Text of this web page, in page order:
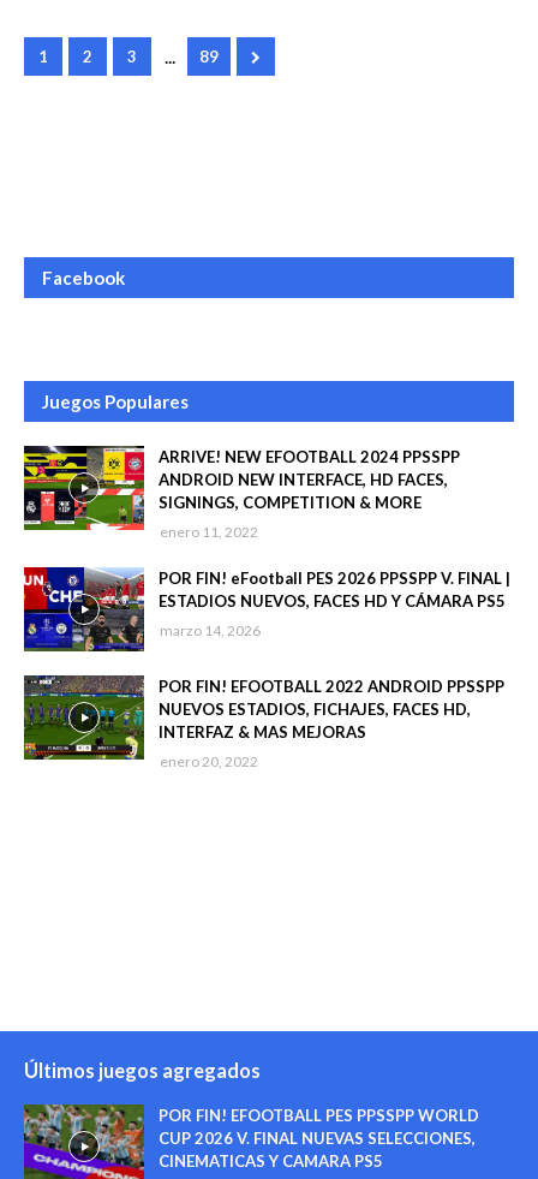
1 2 3 ... 89
Facebook
Juegos Populares
ARRIVE! NEW EFOOTBALL 2024 PPSSPP
ANDROID NEW INTERFACE, HD FACES,
SIGNINGS, COMPETITION & MORE
enero 11, 2022
POR FIN! eFootball PES 2026 PPSSPP V. FINAL |
ESTADIOS NUEVOS, FACES HD Y CÁMARA PS5
marzo 14, 2026
POR FIN! EFOOTBALL 2022 ANDROID PPSSPP
NUEVOS ESTADIOS, FICHAJES, FACES HD,
INTERFAZ & MAS MEJORAS
enero 20, 2022
Últimos juegos agregados
POR FIN! EFOOTBALL PES PPSSPP WORLD
CUP 2026 V. FINAL NUEVAS SELECCIONES,
CINEMATICAS Y CAMARA PS5